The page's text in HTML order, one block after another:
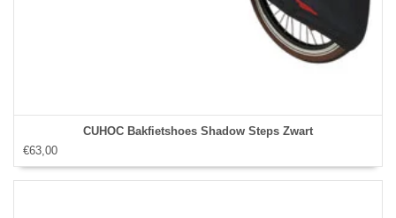
CUHOC Bakfietshoes Shadow Steps Zwart
€63,00